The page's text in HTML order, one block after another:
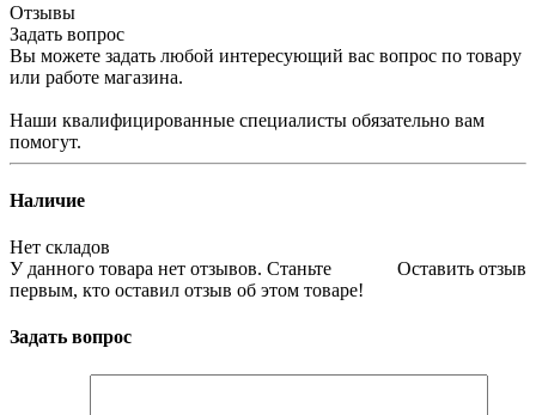
Отзывы
Задать вопрос
Вы можете задать любой интересующий вас вопрос по товару
или работе магазина.
Наши квалифицированные специалисты обязательно вам
помогут.
Наличие
Нет складов
Оставить отзыв
У данного товара нет отзывов. Станьте
первым, кто оставил отзыв об этом товаре!
Задать вопрос